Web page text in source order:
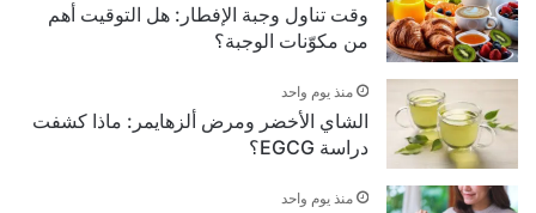
وقت تناول وجبة الإفطار: هل التوقيت أهم
من مكوّنات الوجبة؟
منذ يوم واحد
الشاي الأخضر ومرض ألزهايمر: ماذا كشفت
دراسة EGCG؟
منذ يوم واحد